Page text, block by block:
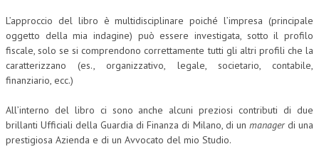
L’UMANISTA
DIRITTO
DIRITTO DEL WEB
L’approccio del libro è multidisciplinare poiché l’impresa (principale
oggetto della mia indagine) può essere investigata, sotto il profilo
fiscale, solo se si comprendono correttamente tutti gli altri profili che la
caratterizzano (es., organizzativo, legale, societario, contabile,
finanziario, ecc.)
All’interno del libro ci sono anche alcuni preziosi contributi di due
brillanti Ufficiali della Guardia di Finanza di Milano, di un managerdi una
prestigiosa Azienda e di un Avvocato del mio Studio.